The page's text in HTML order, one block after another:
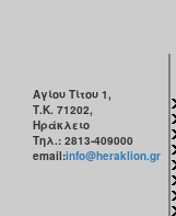
Αγίου Τίτου 1,
Τ.Κ. 71202,
Ηράκλειο
Τηλ.: 2813-409000
email:info@heraklion.gr